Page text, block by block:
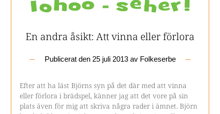
En andra åsikt: Att vinna eller förlora
Publicerat den 25 juli 2013av Folkeserbe
Efter att ha läst Björns syn på det där med att vinna
eller förlora i brädspel, känner jag att det vore på sin
plats även för mig att skriva några rader i ämnet. Björn